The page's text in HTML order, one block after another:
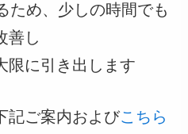
ため、少しの時間でも
善し
限に引き出します
記ご案内およびこちら